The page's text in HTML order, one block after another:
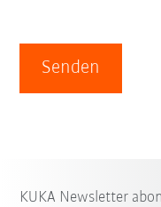
Senden
KUKA Newsletter